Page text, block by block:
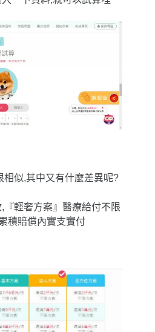
相似,其中又有什麼差異呢?
『輕奢方案』醫療給付不限
積賠償內實支實付